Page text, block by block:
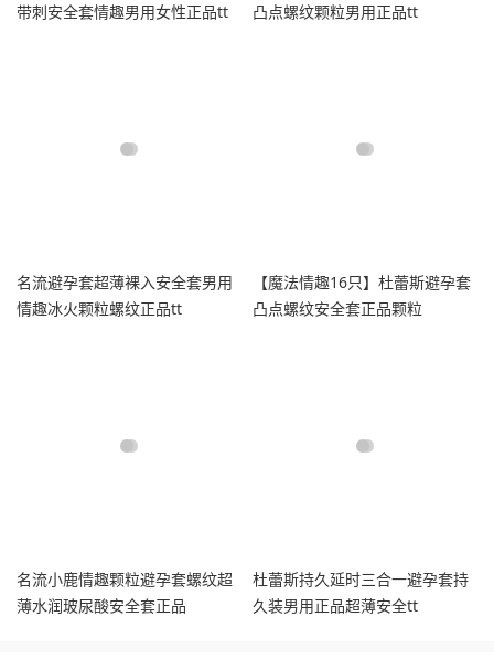
带刺安全套情趣男用女性正品tt
凸点螺纹颗粒男用正品tt
名流避孕套超薄裸入安全套男用
情趣冰火颗粒螺纹正品tt
【魔法情趣16只】杜蕾斯避孕套
凸点螺纹安全套正品颗粒
名流小鹿情趣颗粒避孕套螺纹超
薄水润玻尿酸安全套正品
杜蕾斯持久延时三合一避孕套持
久装男用正品超薄安全tt